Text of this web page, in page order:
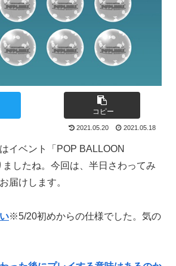
コピー
2021.05.20 2021.05.18
イベント「POP BALLOON
したね。今回は、半日さわってみ
届けします。
※5/20初めからの仕様でした。気の